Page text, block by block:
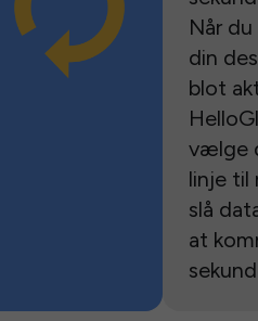
Når
din
blot
vælge
linje til
slå
at